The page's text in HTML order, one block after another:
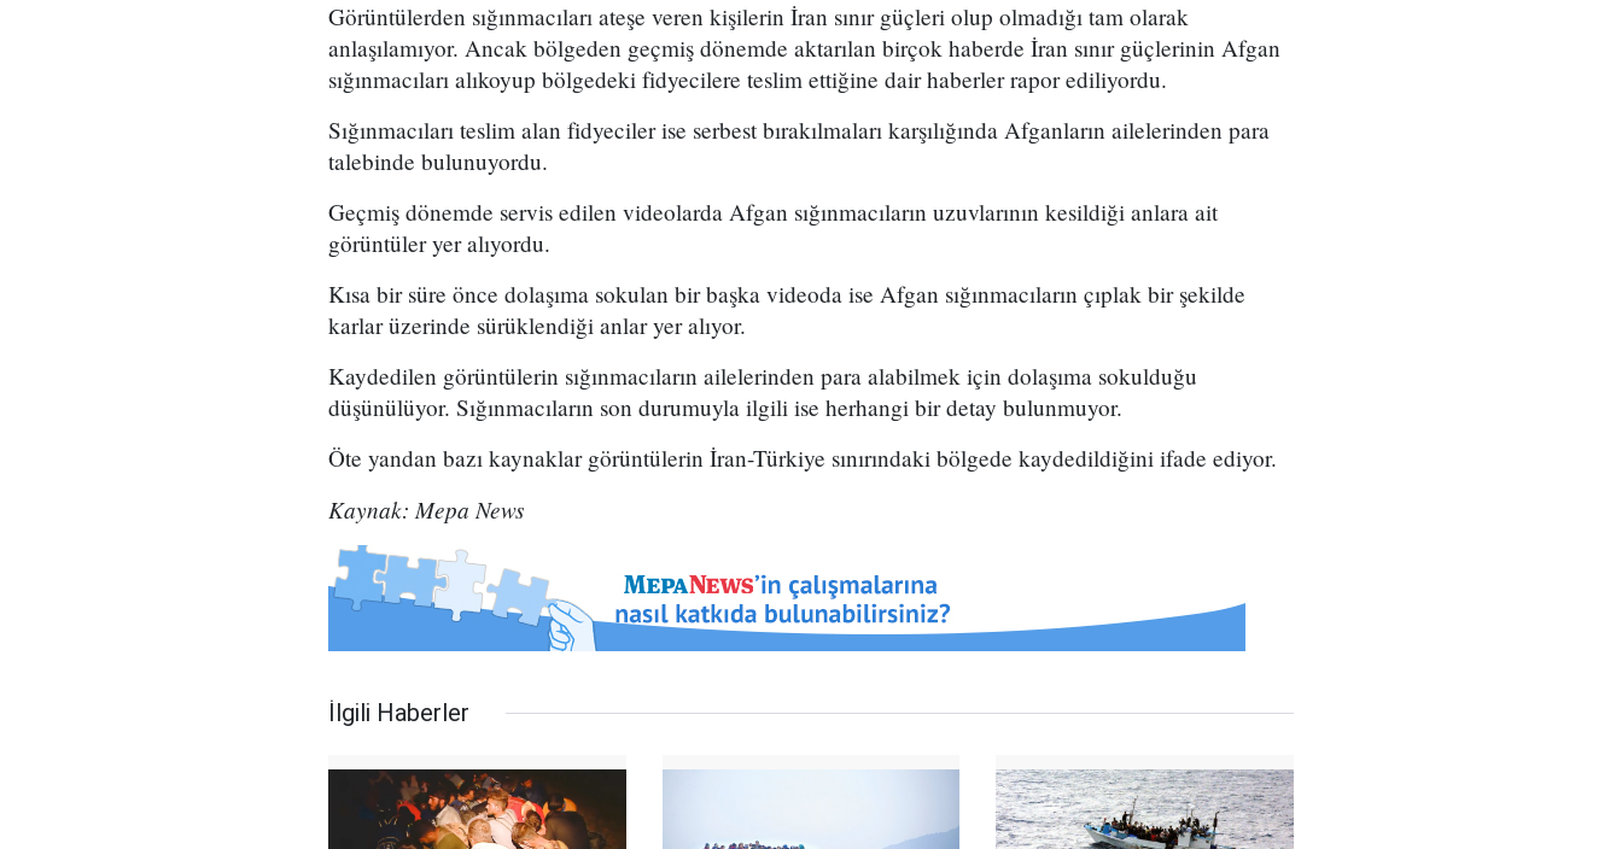
Görüntülerden sığınmacıları ateşe veren kişilerin İran sınır güçleri olup olmadığı tam olarak
anlaşılamıyor. Ancak bölgeden geçmiş dönemde aktarılan birçok haberde İran sınır güçlerinin Afgan
sığınmacıları alıkoyup bölgedeki fidyecilere teslim ettiğine dair haberler rapor ediliyordu.
Sığınmacıları teslim alan fidyeciler ise serbest bırakılmaları karşılığında Afganların ailelerinden para
talebinde bulunuyordu.
Geçmiş dönemde servis edilen videolarda Afgan sığınmacıların uzuvlarının kesildiği anlara ait
görüntüler yer alıyordu.
Kısa bir süre önce dolaşıma sokulan bir başka videoda ise Afgan sığınmacıların çıplak bir şekilde
karlar üzerinde sürüklendiği anlar yer alıyor.
Kaydedilen görüntülerin sığınmacıların ailelerinden para alabilmek için dolaşıma sokulduğu
düşünülüyor. Sığınmacıların son durumuyla ilgili ise herhangi bir detay bulunmuyor.
Öte yandan bazı kaynaklar görüntülerin İran-Türkiye sınırındaki bölgede kaydedildiğini ifade ediyor.
Kaynak: Mepa News
İlgili Haberler